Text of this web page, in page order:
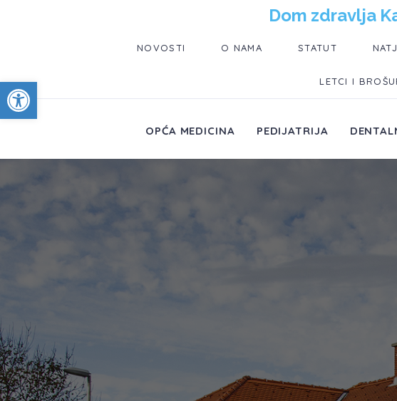
Open toolbar
Dom zdravlja
NOVOSTI O NAMA STATUT
LETCI I
OPĆA MEDICINA PEDIJATRIJA